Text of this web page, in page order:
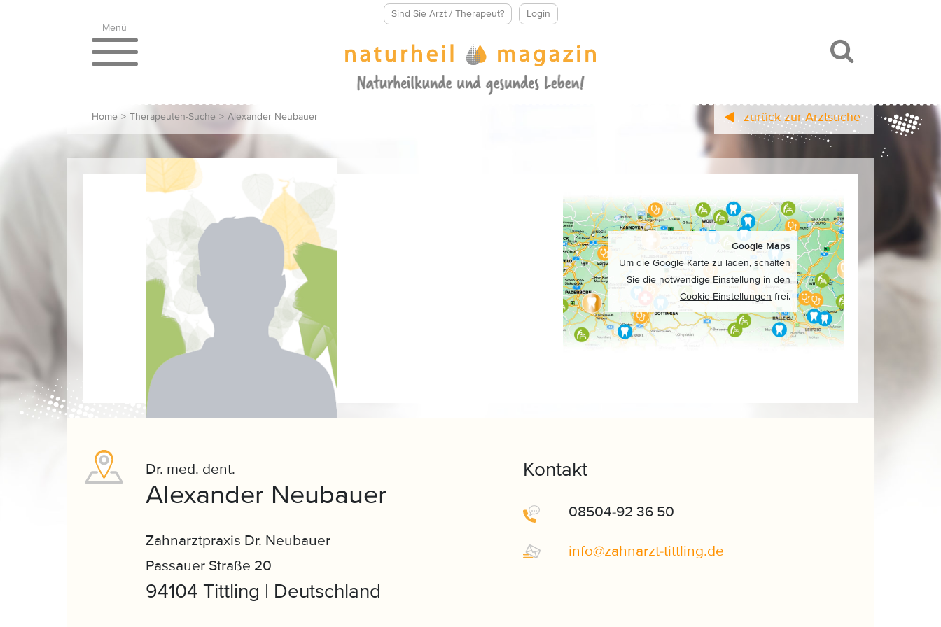
Sind Sie Arzt / Therapeut?
Login
Menü
Home > Therapeuten-Suche > Alexander Neubauer zurück zur Arztsuche
Google Maps
Um die Google Karte zu laden, schalten
Sie die notwendige Einstellung in den
Cookie-Einstellungen frei.
Dr. med. dent.
Alexander Neubauer
Zahnarztpraxis Dr. Neubauer
Passauer Straße 20
94104 Tittling | Deutschland
Kontakt
08504-92 36 50
info@zahnarzt-tittling.de